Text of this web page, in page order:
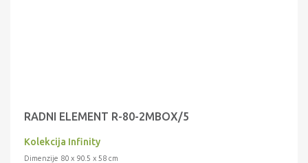
RADNI ELEMENT R-80-2MBOX/5
Kolekcija Infinity
Dimenzije 80 x 90.5 x 58 cm